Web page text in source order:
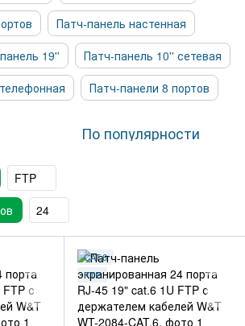
Патч-панель настенная
19''
Патч-панель 10'' сетевая
Патч-панели 8 портов
По популярности
FTP
24
CAT.6
FTP